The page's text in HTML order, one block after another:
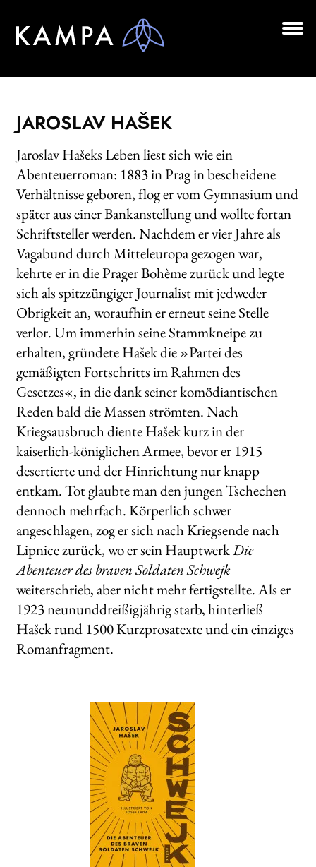
Zur
Navigation
Zum
Inhalt
LESUNGEN
VERLAG
AKTUELLES
HANDEL
LIZENZEN | FOREIGN RIGHTS
NEWSLETTER
WEITERE VERLAGE
Search:
JAROSLAV HAŠEK
Jaroslav Hašeks Leben liest sich wie ein
Abenteuerroman: 1883 in Prag in bescheidene
Verhältnisse geboren, flog er vom Gymnasium und
später aus einer Bankanstellung und wollte fortan
Schriftsteller werden. Nachdem er vier Jahre als
Vagabund durch Mitteleuropa gezogen war,
kehrte er in die Prager Bohème zurück und legte
sich als spitzzüngiger Journalist mit jedweder
Obrigkeit an, woraufhin er erneut seine Stelle
verlor. Um immerhin seine Stammkneipe zu
erhalten, gründete Hašek die »Partei des
gemäßigten Fortschritts im Rahmen des
Gesetzes«, in die dank seiner komödiantischen
Reden bald die Massen strömten. Nach
Kriegsausbruch diente Hašek kurz in der
kaiserlich-königlichen Armee, bevor er 1915
desertierte und der Hinrichtung nur knapp
entkam. Tot glaubte man den jungen Tschechen
dennoch mehrfach. Körperlich schwer
angeschlagen, zog er sich nach Kriegsende nach
Lipnice zurück, wo er sein HauptwerkDie
Abenteuer des braven Soldaten Schwejk
weiterschrieb, aber nicht mehr fertigstellte. Als er
1923 neununddreißigjährig starb, hinterließ
Hašek rund 1500 Kurzprosatexte und ein einziges
Romanfragment.